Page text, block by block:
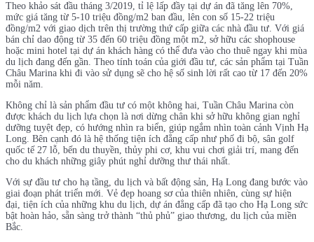
Theo khảo sát đầu tháng 3/2019, tỉ lệ lấp đầy tại dự án đã tăng lên 70%,
mức giá tăng từ 5-10 triệu đồng/m2 ban đầu, lên con số 15-22 triệu
đồng/m2 với giao dịch trên thị trường thứ cấp giữa các nhà đầu tư. Với giá
bán chỉ dao động từ 35 đến 60 triệu đồng một m2, sở hữu các shophouse
hoặc mini hotel tại dự án khách hàng có thể đưa vào cho thuê ngay khi mùa
du lịch đang đến gần. Theo tính toán của giới đầu tư, các sản phẩm tại Tuần
Châu Marina khi đi vào sử dụng sẽ cho hệ số sinh lời rất cao từ 17 đến 20%
mỗi năm.
Không chỉ là sản phẩm đầu tư có một không hai, Tuần Châu Marina còn
được khách du lịch lựa chọn là nơi dừng chân khi sở hữu không gian nghỉ
dưỡng tuyệt đẹp, có hướng nhìn ra biển, giúp ngắm nhìn toàn cảnh Vịnh Hạ
Long. Bên cạnh đó là hệ thống tiện ích đẳng cấp như phố đi bộ, sân golf
quốc tế 27 lỗ, bến du thuyền, thủy phi cơ, khu vui chơi giải trí, mang đến
cho du khách những giây phút nghỉ dưỡng thư thái nhất.
Với sự đầu tư cho hạ tầng, du lịch và bất động sản, Hạ Long đang bước vào
giai đoạn phát triển mới. Vẻ đẹp hoang sơ của thiên nhiên, cùng sự hiện
đại, tiện ích của những khu du lịch, dự án đẳng cấp đã tạo cho Hạ Long sức
bật hoàn hảo, sẵn sàng trở thành “thủ phủ” giao thương, du lịch của miền
Bắc.